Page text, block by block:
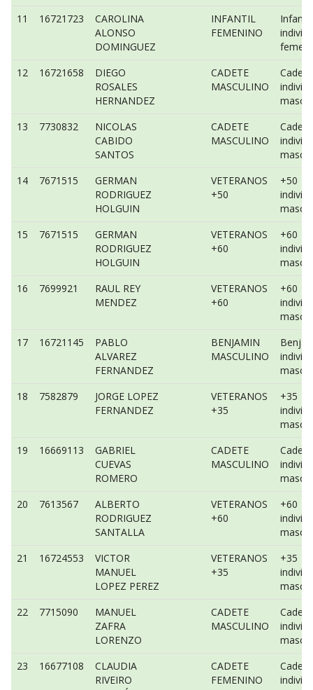
11
16721723
CAROLINA
ALONSO
DOMINGUEZ
INFANTIL
FEMENINO
Infantil
12
16721658
DIEGO
ROSALES
HERNANDEZ
CADETE
MASCULINO
Cadete
13
7730832
NICOLAS
CABIDO
SANTOS
CADETE
MASCULINO
Cadete
14
7671515
GERMAN
RODRIGUEZ
HOLGUIN
VETERANOS
+50
+50
15
7671515
GERMAN
RODRIGUEZ
HOLGUIN
VETERANOS
+60
+60
16
7699921
RAUL REY
MENDEZ
VETERANOS
+60
+60
17
16721145
PABLO
ALVAREZ
FERNANDEZ
BENJAMIN
MASCULINO
18
7582879
JORGE LOPEZ
FERNANDEZ
VETERANOS
+35
+35
19
16669113
GABRIEL
CUEVAS
ROMERO
CADETE
MASCULINO
Cadete
20
7613567
ALBERTO
RODRIGUEZ
SANTALLA
VETERANOS
+60
+60
21
16724553
VICTOR
MANUEL
LOPEZ PEREZ
VETERANOS
+35
+35
22
7715090
MANUEL
ZAFRA
LORENZO
CADETE
MASCULINO
Cadete
23
16677108
CLAUDIA
RIVEIRO
CADETE
FEMENINO
Cadete